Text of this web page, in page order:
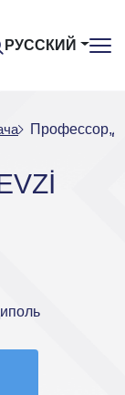
РУССКИЙ